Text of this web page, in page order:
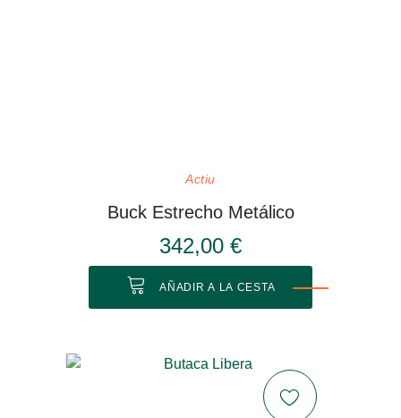
Actiu
Buck Estrecho Metálico
342,00 €
AÑADIR A LA CESTA